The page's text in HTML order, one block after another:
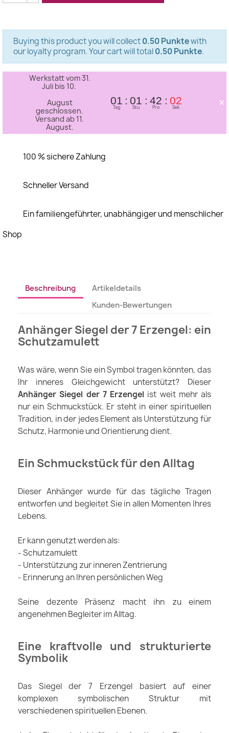
Buying this product you will collect0.50 Punktewith
our loyalty program. Your cart will total0.50 Punkte.
Werkstatt vom 31.
Juli bis 10.
August
geschlossen.
Versand ab 11.
August.
01
Tag
01
Stu
42
Pro
01
Sek ×
100 % sichere Zahlung
Schneller Versand
Ein familiengeführter, unabhängiger und menschlicher
Shop
Beschreibung
Artikeldetails
Kunden-Bewertungen
Anhänger Siegel der 7 Erzengel: ein
Schutzamulett
Was wäre, wenn Sie ein Symbol tragen könnten, das
Ihr inneres Gleichgewicht unterstützt? Dieser
Anhänger Siegel der 7 Erzengel ist weit mehr als
nur ein Schmuckstück. Er steht in einer spirituellen
Tradition, in der jedes Element als Unterstützung für
Schutz, Harmonie und Orientierung dient.
Ein Schmuckstück für den Alltag
Dieser Anhänger wurde für das tägliche Tragen
entworfen und begleitet Sie in allen Momenten Ihres
Lebens.
Er kann genutzt werden als:
- Schutzamulett
- Unterstützung zur inneren Zentrierung
- Erinnerung an Ihren persönlichen Weg
Seine dezente Präsenz macht ihn zu einem
angenehmen Begleiter im Alltag.
Eine kraftvolle und strukturierte
Symbolik
Das Siegel der 7 Erzengel basiert auf einer
komplexen symbolischen Struktur mit
verschiedenen spirituellen Ebenen.